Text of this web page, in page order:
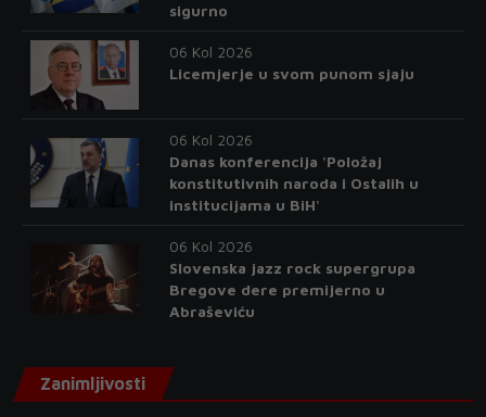
sigurno
06 Kol 2026
Licemjerje u svom punom sjaju
06 Kol 2026
Danas konferencija 'Položaj
konstitutivnih naroda i Ostalih u
institucijama u BiH'
06 Kol 2026
Slovenska jazz rock supergrupa
Bregove dere premijerno u
Abraševiću
Zanimljivosti